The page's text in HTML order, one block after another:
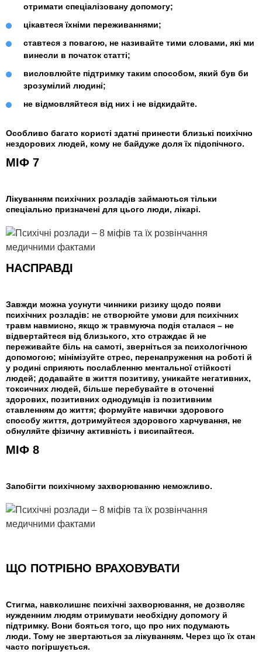
МІФ 7
Лікуванням психічних розладів займаються тільки
спеціально призначені для цього люди, лікарі.
отримати спеціалізовану допомогу;
цікавтеся їхніми переживаннями;
ставтеся з повагою, не називайте тими словами, які ми
винесли в початок статті;
висловлюйте підтримку таким способом, який був би
зрозумілий людині;
не відмовляйтеся від них і не відкидайте.
Особливо багато користі здатні принести близькі психічно
нездорових людей, кому не байдуже доля їх підопічного.
МІФ 8
Запобігти психічному захворюванню неможливо.
НАСПРАВДІ
Завжди можна усунути чинники ризику щодо появи
психічних розладів: не створюйте умови для психічних
травм навмисно, якщо ж травмуюча подія сталася – не
відвертайтеся від близького, хто страждає й не
переживайте біль на самоті, зверніться за психологічною
допомогою; мінімізуйте стрес, перенапруження на роботі й
у родині сприяють послабленню ментальної стійкості
людей; додавайте в життя позитиву, уникайте негативних,
токсичних людей, більше перебувайте в оточенні
здорових, позитивних однодумців із позитивним
ставленням до життя; формуйте навички здорового
способу життя, дотримуйтеся здорового харчування, не
обнуляйте фізичну активність і висипайтеся.
ЩО ПОТРІБНО ВРАХОВУВАТИ
Стигма, навколишнє психічні захворювання, не дозволяє
нужденним людям отримувати необхідну допомогу й
підтримку. Вони бояться того, що про них подумають
люди. Тому не звертаються за лікуванням. Через що їх стан
часто погіршується.